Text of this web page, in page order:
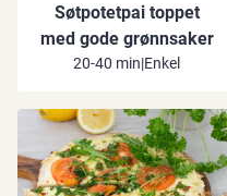
Søtpotetpai toppet
med gode grønnsaker
20-40 min|Enkel